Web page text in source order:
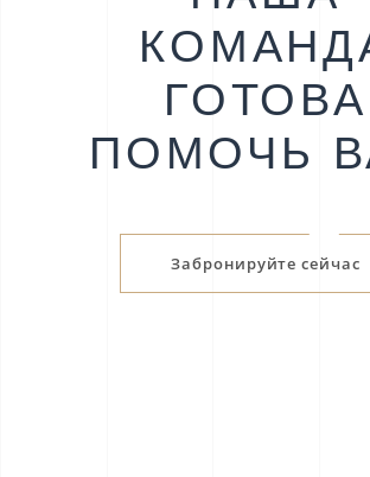
ГОТОВА
ПОМОЧЬ
Забронируйте сейчас